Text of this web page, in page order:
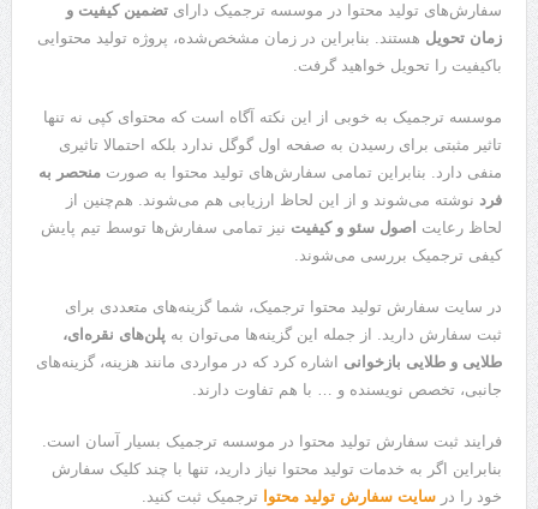
سفارش‌های تولید محتوا در موسسه ترجمیک دارای تضمین کیفیت و
زمان تحویل هستند. بنابراین در زمان مشخص‌شده، پروژه تولید محتوایی
باکیفیت را تحویل خواهید گرفت.
موسسه ترجمیک به خوبی از این نکته آگاه است که محتوای کپی نه تنها
تاثیر مثبتی برای رسیدن به صفحه اول گوگل ندارد بلکه احتمالا تاثیری
منفی دارد. بنابراین تمامی سفارش‌های تولید محتوا به صورت منحصر به
فرد نوشته می‌شوند و از این لحاظ ارزیابی هم می‌شوند. هم‌چنین از
لحاظ رعایت اصول سئو و کیفیت نیز تمامی سفارش‌ها توسط تیم پایش
کیفی ترجمیک بررسی می‌شوند.
در سایت سفارش تولید محتوا ترجمیک، شما گزینه‌های متعددی برای
ثبت سفارش دارید. از جمله این گزینه‌ها می‌توان به پلن‌های نقره‌ای،
طلایی و طلایی بازخوانی اشاره کرد که در مواردی مانند هزینه، گزینه‌های
جانبی، تخصص نویسنده و … با هم تفاوت دارند.
فرایند ثبت سفارش تولید محتوا در موسسه ترجمیک بسیار آسان است.
بنابراین اگر به خدمات تولید محتوا نیاز دارید، تنها با چند کلیک سفارش
خود را در سایت سفارش تولید محتوا ترجمیک ثبت کنید.